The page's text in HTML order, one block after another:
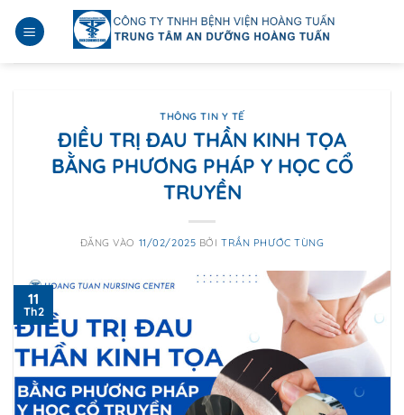
qua
THÔNG TIN Y TẾ
ĐIỀU TRỊ ĐAU THẦN KINH TỌA
BẰNG PHƯƠNG PHÁP Y HỌC CỔ
TRUYỀN
ĐĂNG VÀO 11/02/2025 BỞITRẦN PHƯỚC TÙNG
11
Th2